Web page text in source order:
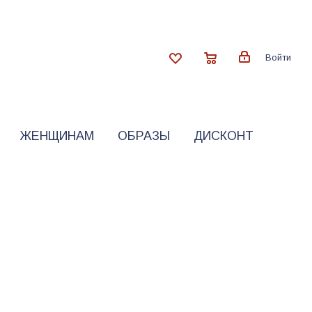
Войти
ЖЕНЩИНАМ ОБРАЗЫ ДИСКОНТ